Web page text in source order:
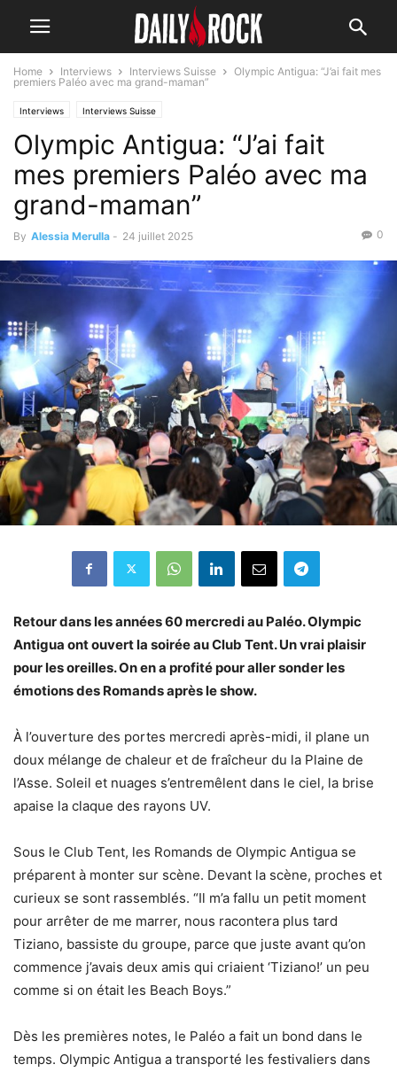
Home Interviews Interviews Suisse
Olympic Antigua: “J’ai fait mes
premiers Paléo avec ma grand-maman”
Interviews Interviews Suisse
Olympic Antigua: “J’ai fait
mes premiers Paléo avec ma
grand-maman”
By Alessia Merulla - 24 juillet 2025 0
Retour dans les années 60 mercredi au Paléo. Olympic
Antigua ont ouvert la soirée au Club Tent. Un vrai plaisir
pour les oreilles. On en a profité pour aller sonder les
émotions des Romands après le show.
À l’ouverture des portes mercredi après-midi, il plane un
doux mélange de chaleur et de fraîcheur du la Plaine de
l’Asse. Soleil et nuages s’entremêlent dans le ciel, la brise
apaise la claque des rayons UV.
Sous le Club Tent, les Romands de Olympic Antigua se
préparent à monter sur scène. Devant la scène, proches et
curieux se sont rassemblés. “Il m’a fallu un petit moment
pour arrêter de me marrer, nous racontera plus tard
Tiziano, bassiste du groupe, parce que juste avant qu’on
commence j’avais deux amis qui criaient ‘Tiziano!’ un peu
comme si on était les Beach Boys.”
Dès les premières notes, le Paléo a fait un bond dans le
temps. Olympic Antigua a transporté les festivaliers dans